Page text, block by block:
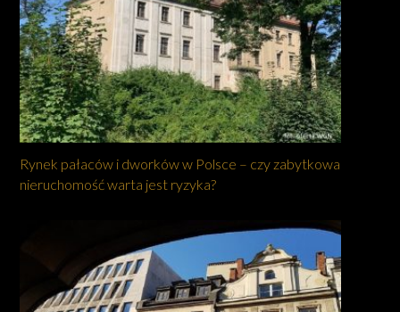
Rynek pałaców i dworków w Polsce – czy zabytkowa
nieruchomość warta jest ryzyka?